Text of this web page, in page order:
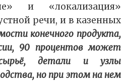
и «локализация»
речи, и в казенных
конечного продукта,
90 процентов может
детали и узлы
но при этом на нем